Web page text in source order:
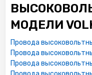
МОДЕЛИ
Провода
Провода
Провода